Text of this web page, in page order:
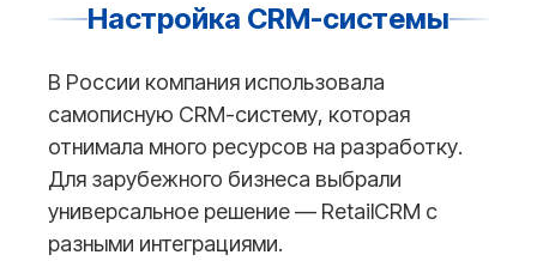
Настройка CRM-системы
В России компания использовала
самописную СRM-систему, которая
отнимала много ресурсов на разработку.
Для зарубежного бизнеса выбрали
универсальное решение — RetailCRM с
разными интеграциями.